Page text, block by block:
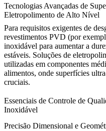
Tecnologias Avançadas de
Eletropolimento de Alto Nível
Para requisitos exigentes de
revestimentos PVD (por
inoxidável para aumentar a
estáveis. Soluções de
utilizadas em componentes
alimentos, onde superfícies
cruciais.
Essenciais de Controle de
Inoxidável
Precisão Dimensional e